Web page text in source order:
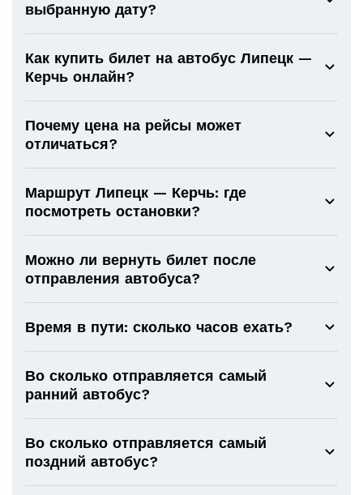
выбранную дату?
Как купить билет на автобус Липецк —
Керчь онлайн?
Почему цена на рейсы может
отличаться?
Маршрут Липецк — Керчь: где
посмотреть остановки?
Можно ли вернуть билет после
отправления автобуса?
Время в пути: сколько часов ехать?
Во сколько отправляется самый
ранний автобус?
Во сколько отправляется самый
поздний автобус?